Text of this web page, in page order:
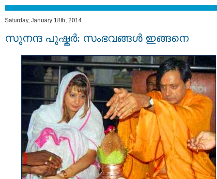
Saturday, January 18th, 2014
സുനന്ദ പുഷ്കർ: സംഭവങ്ങൾ ഇങ്ങനെ